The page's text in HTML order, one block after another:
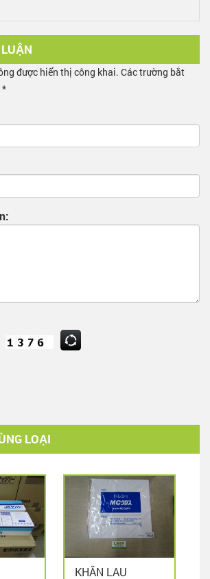
được hiển thị công khai. Các trường bắt
*
LOẠI
KHĂN LAU